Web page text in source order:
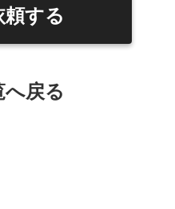
する
へ戻る